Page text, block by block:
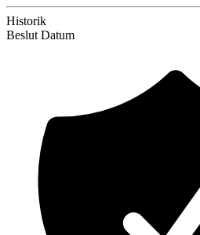
Historik
Beslut Datum